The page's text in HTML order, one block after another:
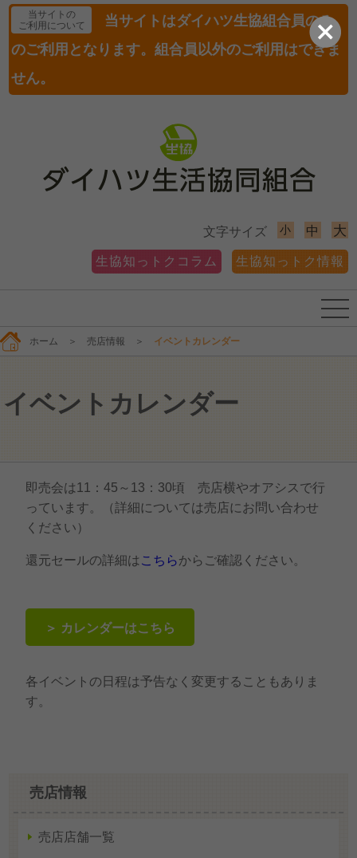
当サイトの
ご利用について
当サイトはダイハツ生協組合員のみ
のご利用となります。組合員以外のご利用はできま
せん。
文字サイズ 小 中 大
生協知っトクコラム 生協知っトク情報
ホーム ＞ 売店情報 ＞ イベントカレンダー
イベントカレンダー
即売会は11：45～13：30頃 売店横やオアシスで行
っています。（詳細については売店にお問い合わせ
ください）
還元セールの詳細は こちらからご確認ください。
＞ カレンダーはこちら
各イベントの日程は予告なく変更することもありま
す。
売店情報
売店店舗一覧